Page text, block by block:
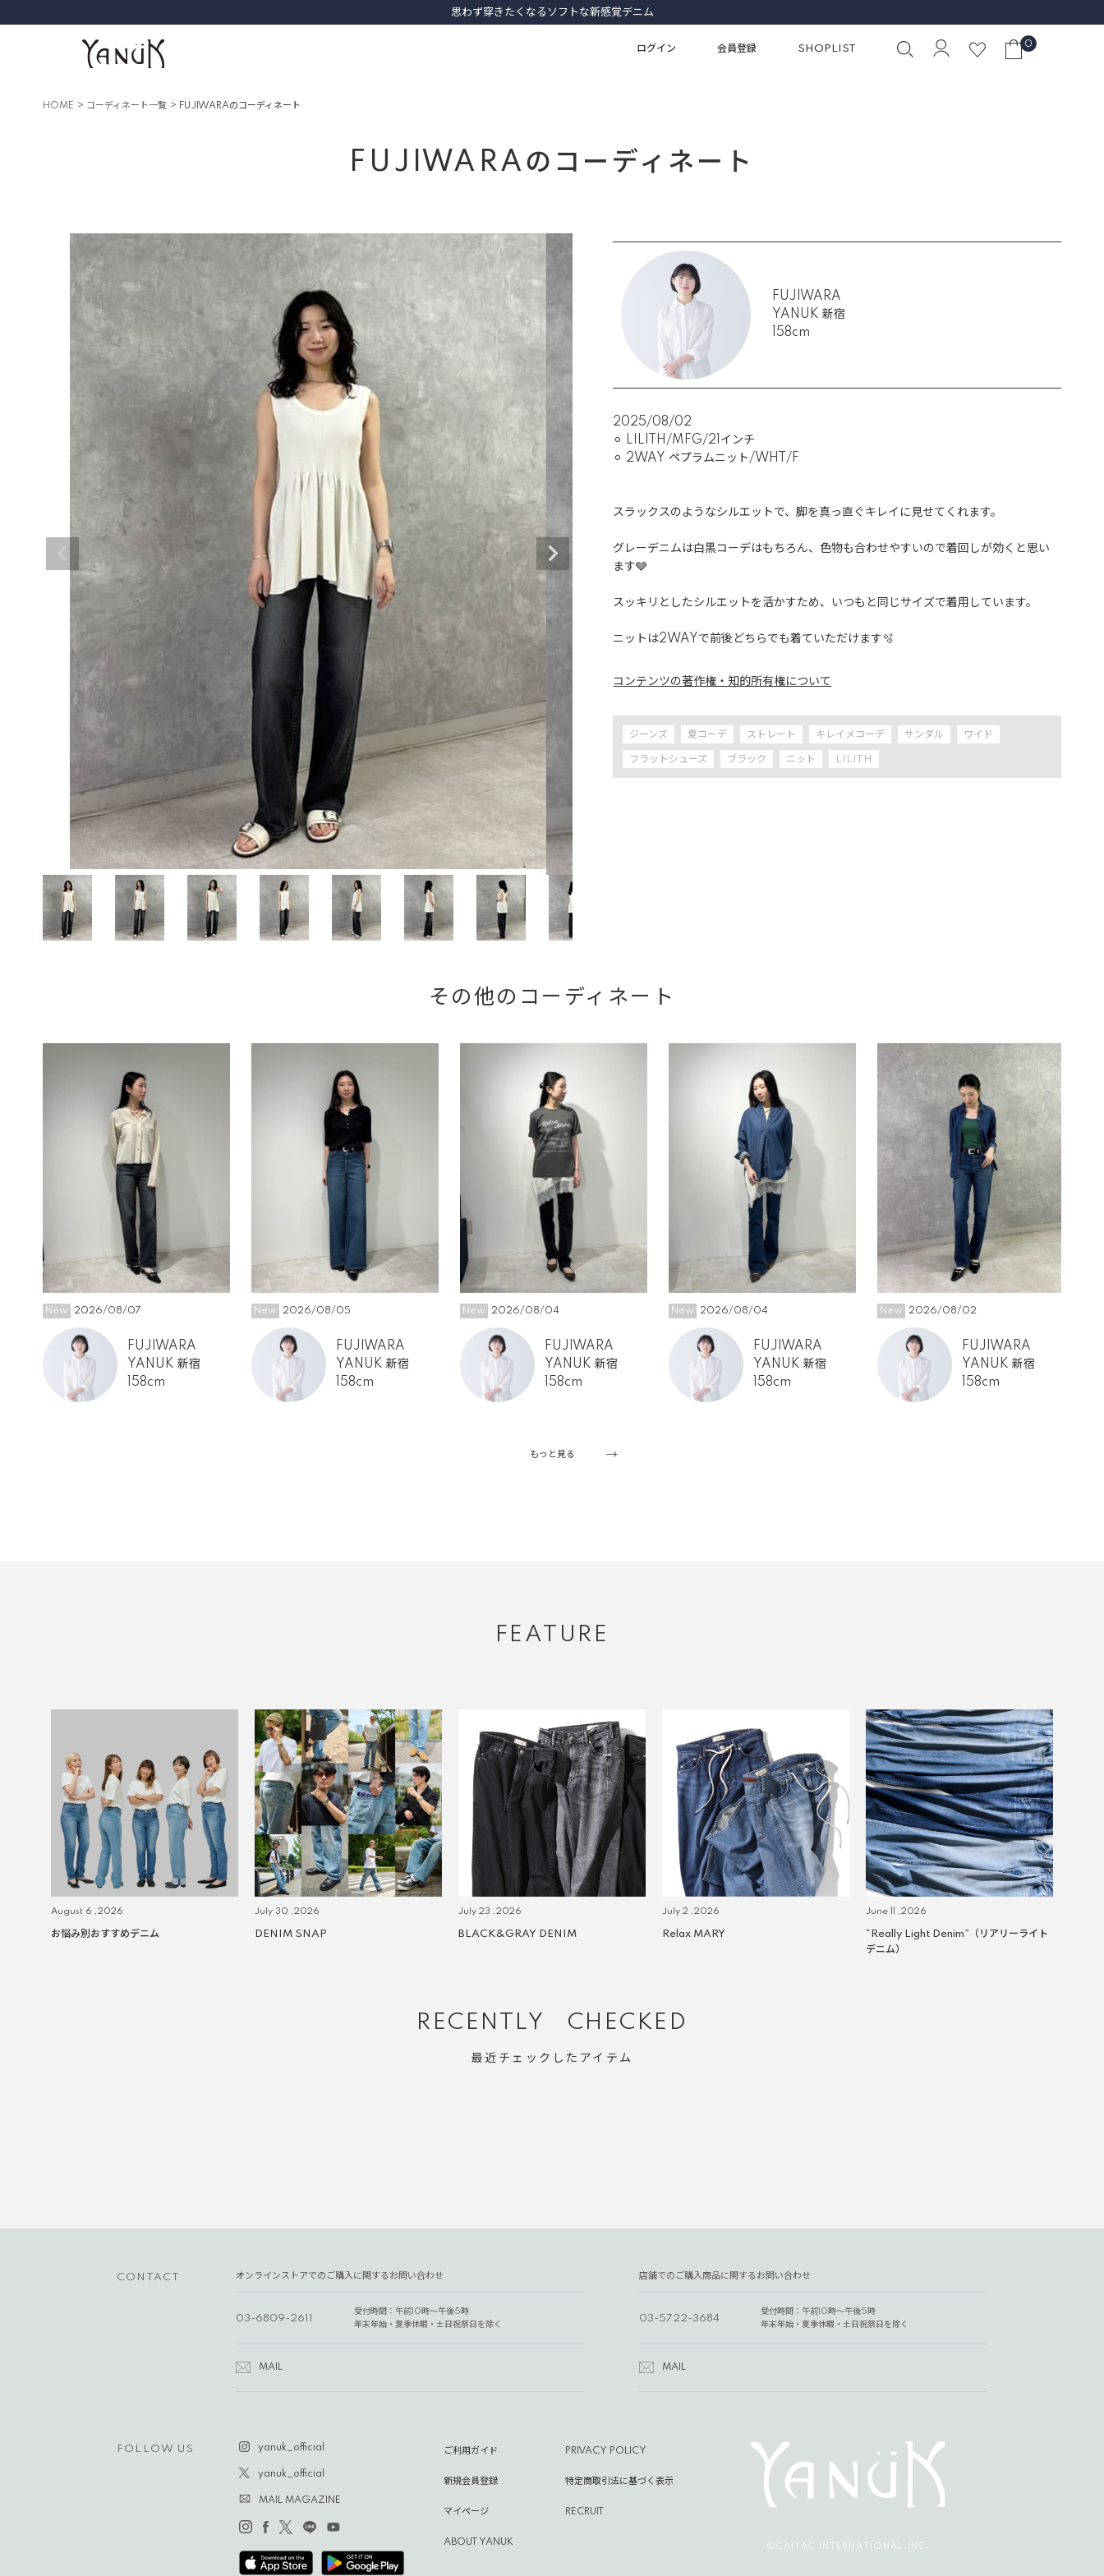
思わず穿きたくなるソフトな新感覚デニム
ログイン 会員登録 SHOPLIST 0
HOME コーディネート一覧 FUJIWARAのコーディネート
FUJIWARAのコーディネート
FUJIWARA
YANUK 新宿
158cm
2025/08/02
⚪︎ LILITH/MFG/21インチ
⚪︎ 2WAY ペプラムニット/WHT/F
スラックスのようなシルエットで、脚を真っ直ぐキレイに見せてくれます。
グレーデニムは白黒コーデはもちろん、色物も合わせやすいので着回しが効くと思い
ます🩶
スッキリとしたシルエットを活かすため、いつもと同じサイズで着用しています。
ニットは2WAYで前後どちらでも着ていただけます🫧
コンテンツの著作権・知的所有権について
ジーンズ 夏コーデ ストレート キレイメコーデ サンダル ワイド
フラットシューズ ブラック ニット LILITH
その他のコーディネート
New 2026/08/07
FUJIWARA
YANUK 新宿
158cm
New 2026/08/05
FUJIWARA
YANUK 新宿
158cm
New 2026/08/04
FUJIWARA
YANUK 新宿
158cm
New 2026/08/04
FUJIWARA
YANUK 新宿
158cm
New 2026/08/02
FUJIWARA
YANUK 新宿
158cm
もっと見る
FEATURE
August 6 ,2026
お悩み別おすすめデニム
July 30 ,2026
DENIM SNAP
July 23 ,2026
BLACK&GRAY DENIM
July 2 ,2026
Relax MARY
June 11 ,2026
“Really Light Denim”（リアリーライト
デニム）
RECENTLY CHECKED
最近チェックしたアイテム
CONTACT オンラインストアでのご購入に関するお問い合わせ
03-6809-2611
受付時間：午前10時～午後5時
年末年始・夏季休暇・土日祝祭日を除く
MAIL
店舗でのご購入商品に関するお問い合わせ
03-5722-3684
受付時間：午前10時～午後5時
年末年始・夏季休暇・土日祝祭日を除く
MAIL
FOLLOW US yanuk_official
yanuk_official
MAIL MAGAZINE
ご利用ガイド PRIVACY POLICY
新規会員登録 特定商取引法に基づく表示
マイページ RECRUIT
ABOUT YANUK ©CAITAC INTERNATIONAL,INC.